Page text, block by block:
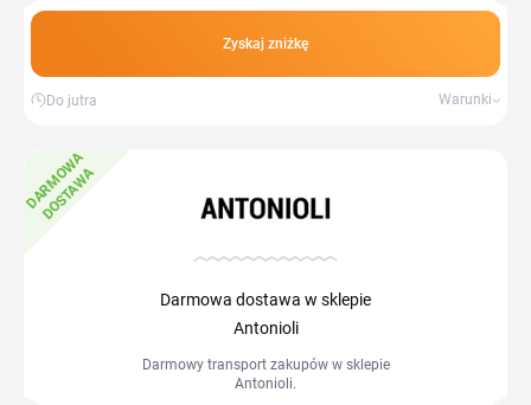
Zyskaj zniżkę
Do jutra Warunki
D
A
R
M
O
W
A
D
O
S
T
A
W
A
Darmowa dostawa w sklepie
Antonioli
Darmowy transport zakupów w sklepie
Antonioli.